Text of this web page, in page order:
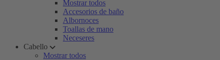
Mostrar todos
Accesorios de baño
Albornoces
Toallas de mano
Neceseres
Cabello
Mostrar todos